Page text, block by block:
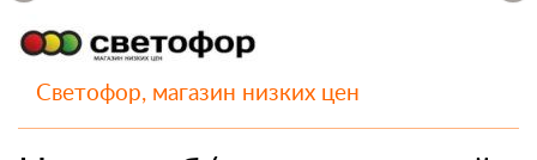
Светофор, магазин низких цен